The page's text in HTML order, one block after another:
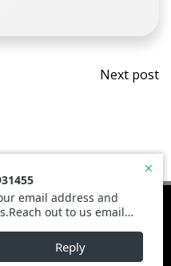
Post
Next post
using WordPress and